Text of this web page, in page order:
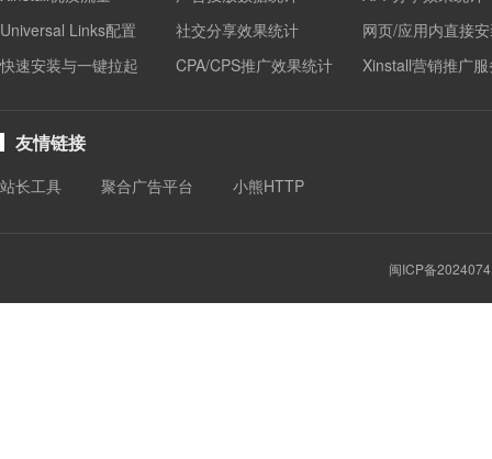
Universal Links配置
快速安装与一键拉起
社交分享效果统计
网页/应用内直接
CPA/CPS推广效果统计
Xinstall营销推广
友情链接
站长工具 聚合广告平台 小熊HTTP
闽ICP备